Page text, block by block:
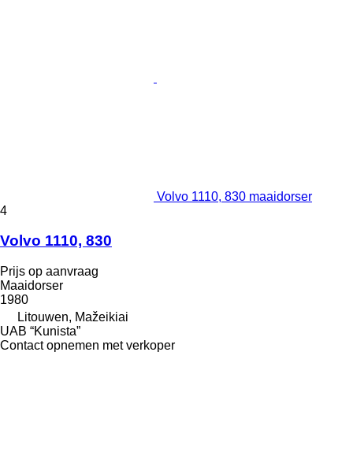
Volvo 1110, 830 maaidorser
4
Volvo 1110, 830
Prijs op aanvraag
Maaidorser
1980
Litouwen, Mažeikiai
UAB “Kunista”
Contact opnemen met verkoper